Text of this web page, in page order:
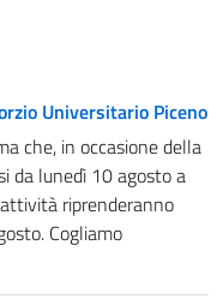
Universitario Piceno
che, in occasione della
da lunedì 10 agosto a
riprenderanno
Cogliamo